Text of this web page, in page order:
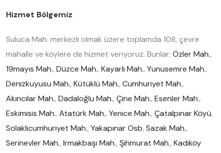
Hizmet Bölgemiz
Suluca Mah. merkezli olmak üzere toplamda 108, çevre
mahalle ve köylere de hizmet veriyoruz. Bunlar; Özler Mah.,
19mayıs Mah., Düzce Mah., Kayarlı Mah., Yunusemre Mah.,
Denizkuyusu Mah., Kütüklü Mah., Cumhuriyet Mah.,
Akıncılar Mah., Dadaloğlu Mah., Çine Mah., Esenler Mah.,
Eskimisis Mah., Atatürk Mah., Yenice Mah., Çatalpınar Köyü,
Solaklıcumhuriyet Mah., Yakapınar Osb, Sazak Mah.,
Serinevler Mah., Irmakbaşı Mah., Şıhmurat Mah., Kadıköy